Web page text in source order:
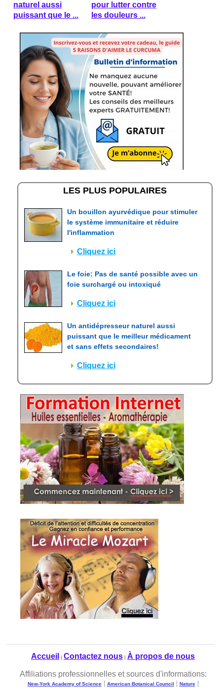
naturel aussi
puissant que le ...
pour lutter contre
les douleurs ...
LES PLUS POPULAIRES
Un bouillon ayurvédique pour stimuler
le système immunitaire et réduire
l'inflammation
Cliquez ici
Le foie: Pas de santé possible avec un
foie surchargé ou intoxiqué
Cliquez ici
Un antidépresseur naturel aussi
puissant que le meilleur médicament
et sans effets secondaires!
Cliquez ici
Accueil | Contactez nous | À propos de nous
Affiliations professionnelles et sources d'informations:
New-York Academy of Science| American Botanical Council | Nature|